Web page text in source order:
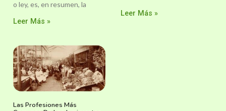
o ley, es, en resumen, la
Leer Más »
Leer Más »
Las Profesiones Más